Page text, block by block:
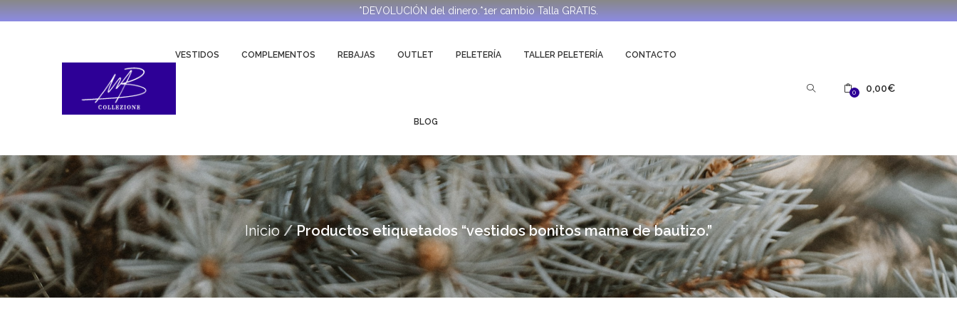
*DEVOLUCIÓN del dinero.*1er cambio Talla GRATIS.
VESTIDOS COMPLEMENTOS REBAJAS OUTLET PELETERÍA TALLER PELETERÍA CONTACTO
BLOG
0 0,00€
Inicio Productos etiquetados “vestidos bonitos mama de bautizo.”